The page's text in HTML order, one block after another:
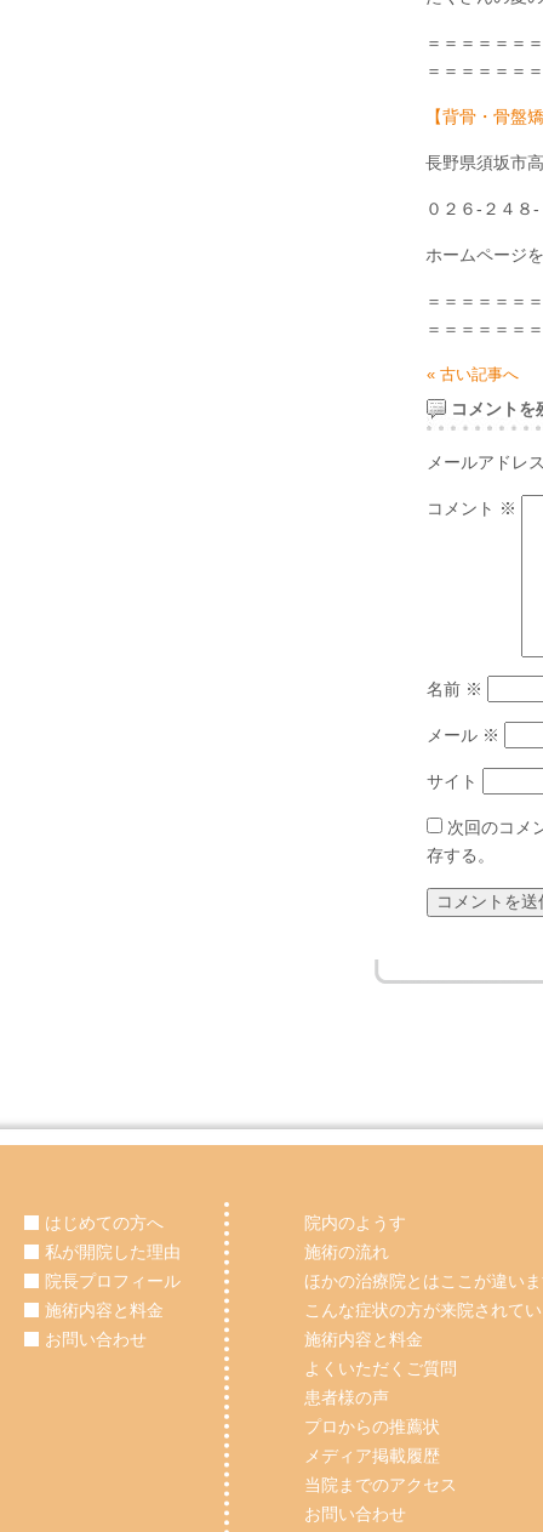
＝＝＝＝＝＝
＝＝＝＝＝＝
【背骨・骨盤
長野県須坂市
０２６-２４８
ホームページ
＝＝＝＝＝＝
＝＝＝＝＝＝
« 古い記事へ
コメントを
メールアドレ
コメント ※
名前 ※
メール ※
サイト
次回のコメ
存する。
はじめての方へ
私が開院した理由
院長プロフィール
施術内容と料金
お問い合わせ
院内のようす
施術の流れ
ほかの治療院とはここが違い
こんな症状の方が来院されて
施術内容と料金
よくいただくご質問
患者様の声
プロからの推薦状
メディア掲載履歴
当院までのアクセス
お問い合わせ